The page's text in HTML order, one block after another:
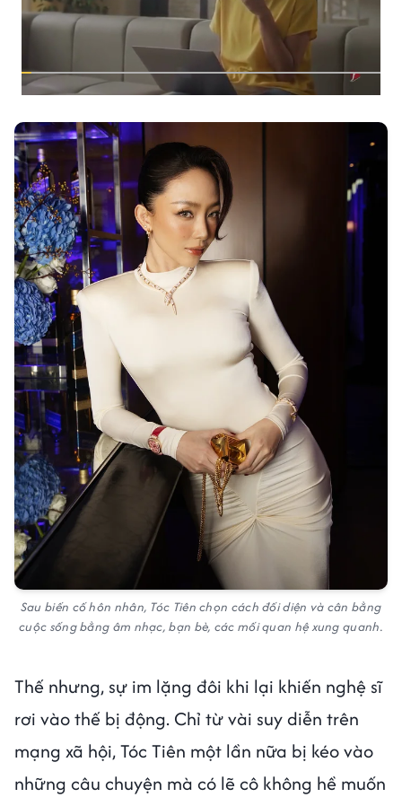
Sau biến cố hôn nhân, Tóc Tiên chọn cách đối diện và cân bằng
cuộc sống bằng âm nhạc, bạn bè, các mối quan hệ xung quanh.
Thế nhưng, sự im lặng đôi khi lại khiến nghệ sĩ
rơi vào thế bị động. Chỉ từ vài suy diễn trên
mạng xã hội, Tóc Tiên một lần nữa bị kéo vào
những câu chuyện mà có lẽ cô không hề muốn